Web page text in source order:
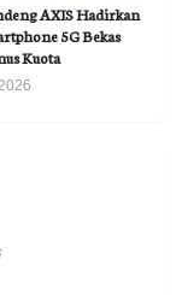
AXIS Hadirkan
5G Bekas
Kuota